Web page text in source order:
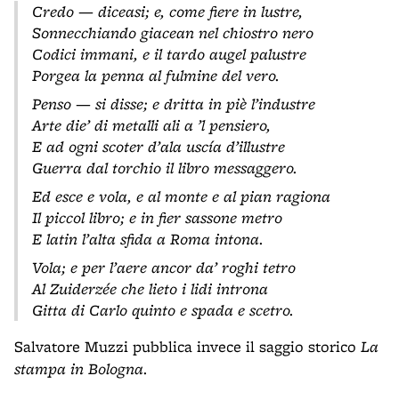
Credo — diceasi; e, come fiere in lustre,
Sonnecchiando giacean nel chiostro nero
Codici immani, e il tardo augel palustre
Porgea la penna al fulmine del vero.
Penso — si disse; e dritta in piè l’industre
Arte die’ di metalli ali a ’l pensiero,
E ad ogni scoter d’ala uscía d’illustre
Guerra dal torchio il libro messaggero.
Ed esce e vola, e al monte e al pian ragiona
Il piccol libro; e in fier sassone metro
E latin l’alta sfida a Roma intona.
Vola; e per l’aere ancor da’ roghi tetro
Al Zuiderzée che lieto i lidi introna
Gitta di Carlo quinto e spada e scetro.
Salvatore Muzzi pubblica invece il saggio storico La
stampa in Bologna.